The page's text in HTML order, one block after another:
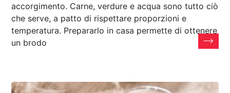
accorgimento. Carne, verdure e acqua sono tutto ciò
che serve, a patto di rispettare proporzioni e
temperatura. Prepararlo in casa permette di ottenere
un brodo